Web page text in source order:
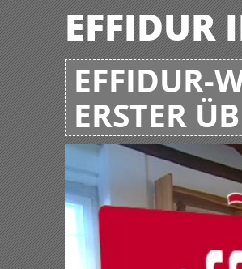
EFFIDUR-
ERSTER